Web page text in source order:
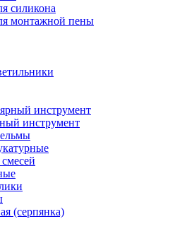
силикона
монтажной пены
инструмент
(серпянка)